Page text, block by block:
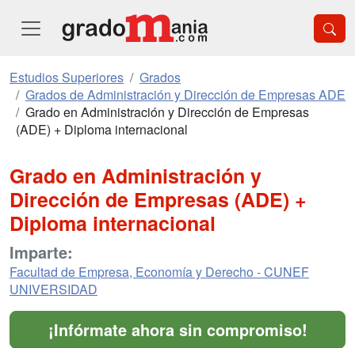
Estudios Superiores
Grados
Grados de Administración y Dirección de Empresas ADE
Grado en Administración y Dirección de Empresas
(ADE) + Diploma internacional
Grado en Administración y
Dirección de Empresas (ADE) +
Diploma internacional
Imparte:
Facultad de Empresa, Economía y Derecho - CUNEF
UNIVERSIDAD
¡Infórmate ahora sin compromiso!